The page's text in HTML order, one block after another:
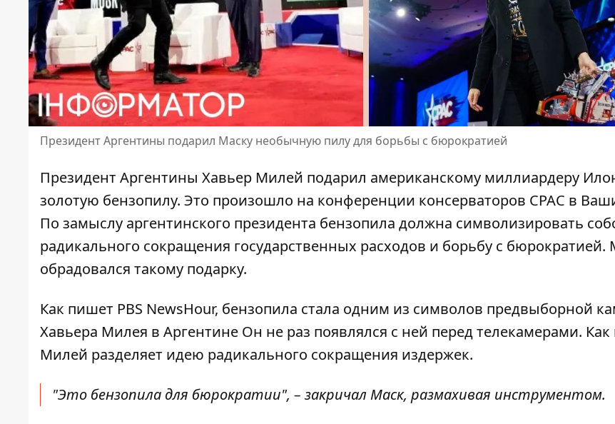
Президент Аргентины подарил Маску необычную пилу для борьбы с бюрократией
Президент Аргентины Хавьер Милей подарил американскому миллиардеру
золотую бензопилу. Это произошло на конференции консерваторов CPAC в
По замыслу аргентинского президента бензопила должна символизировать
радикального сокращения государственных расходов и борьбу с бюрократией.
обрадовался такому подарку.
Как пишет PBS NewsHour, бензопила стала одним из символов предвыборной
Хавьера Милея в Аргентине Он не раз появлялся с ней перед телекамерами.
Милей разделяет идею радикального сокращения издержек.
"Это бензопила для бюрократии", – закричал Маск, размахивая инструментом.